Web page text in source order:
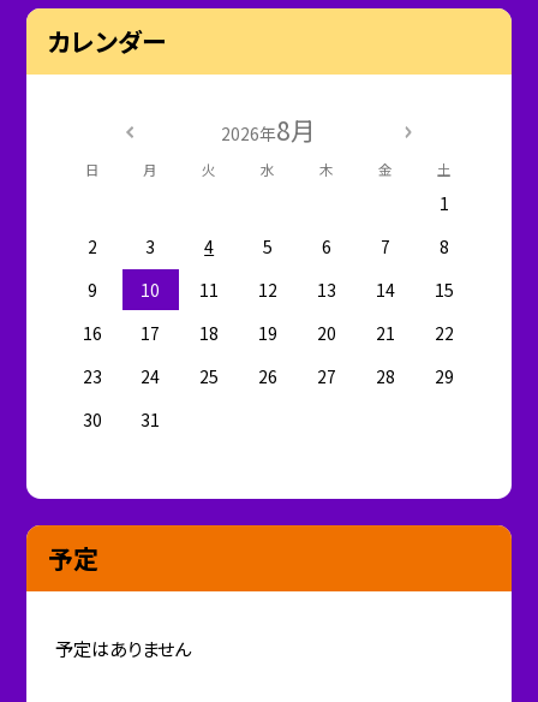
カレンダー
2026年8月
日 月 火 水 木 金 土
1
2
3 4 5 6 7
8
9
10 11 12 13 14
15
16
17 18 19 20 21
22
23
24 25 26 27 28
29
30
31
予定
予定はありません